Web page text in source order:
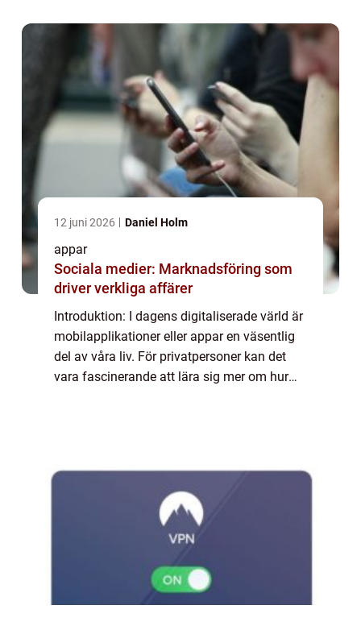
12 juni 2026 Daniel Holm
appar
Sociala medier: Marknadsföring som
driver verkliga affärer
Introduktion: I dagens digitaliserade värld är
mobilapplikationer eller appar en väsentlig
del av våra liv. För privatpersoner kan det
vara fascinerande att lära sig mer om hur